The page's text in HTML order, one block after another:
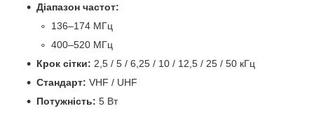
Діапазон частот:
136–174 МГц
400–520 МГц
Крок сітки: 2,5 / 5 / 6,25 / 10 / 12,5 / 25 / 50 кГц
Стандарт: VHF / UHF
Потужність: 5 Вт